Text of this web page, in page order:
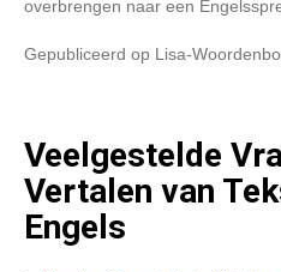
overbrengen naar een
Gepubliceerd op Lisa-
Veelgestelde
Vertalen van
Engels